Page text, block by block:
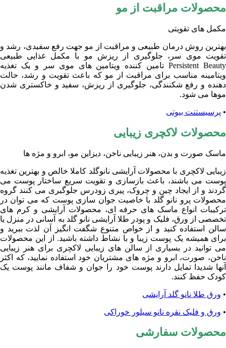
محصولات مراقبت از مو
مکمل های تقویتی
بهترین روش درمان طبیعی و مراقبت از مو جهت رفع سفیدی، رشد و
تقویت موی سر، جلوگیری از ریزش مو با مکمل غذایی طبیعی
Persistent Beauty تامین کننده ویتامین های موی سر و یک تغذیه
ویتامینه مناسب برای مراقبت از مو که باعث تقویت و رشد، حالت
دهنده و رفع شکنندگی، جلوگیری از ریزش، سفید و خاکستری شدن
موها می شود.
• پرسیستنت بیوتی
محصولات لاکچری زیبایی
ماسک صورت و بدن، هنر زیبایی ناخن، دیزاین مو، ابرو و مژه ها
زیبایی لاکچری با محصولات آرایشی نانوگلد کاملا خالص و بهترین تغذیه
پوست می باشند، باعث بازسازی و تقویت سریع ساختار پوست می
گردند و از ایجاد چین و چروک، پیری زودرس جلوگیری می کنند گروه
محصولات پرو نانو گلد با خاصیت جوان سازی پوست که می توان در
ترکیبات انواع ماسک های حرفه ای، محصولات آرایشی و کرم های
تخصصی از ورق، فلیک و پودر طلا آرایشی نانو گلد به آسانی در منزل یا
سالن استفاده کنید و از خواص متنوع شگفت انگیز آن لذت ببرید و
برای همیشه یک پوست زیبا و با نشاط داشته باشید. از این محصولات
می توانید در بسیاری از سالن های زیبایی لاکچری برای هنر زیبایی
ناخن، صورت، ابرو و مژه های مشتریان خود استفاده نمایید، که اکثر
آنها شدیدا تمایل دارند پوست خود را جوان و شفاف مانند پوست یک
کودک حفظ کنند.
• ورق طلا نانو گلد آرایشی
• ورق و فلیک نقره نانو سیلور خوراکی
محصولات سفارشی